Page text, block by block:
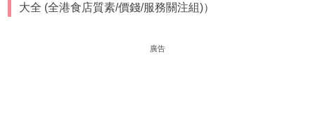
大全 (全港食店質素/價錢/服務關注組)）
廣告